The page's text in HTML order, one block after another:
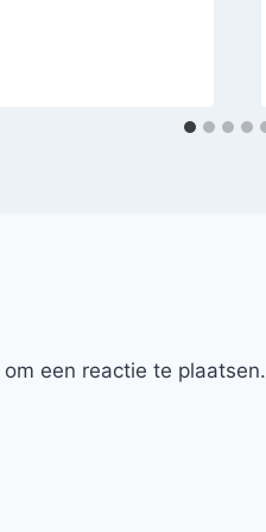
om een reactie te plaatsen.